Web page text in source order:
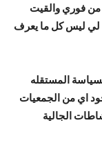
من فوري والقيت
لي ليس كل ما يعرف
المستقله
اي من الجمعيات
الجالية